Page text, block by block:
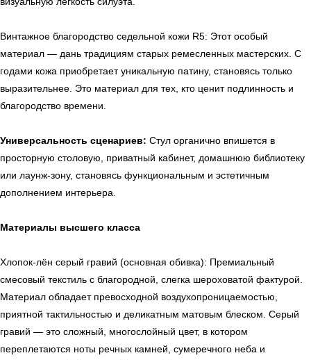
Винтажное благородство седельной кожи R5: Этот особый
материал — дань традициям старых ремесленных мастерских. С
годами кожа приобретает уникальную патину, становясь только
выразительнее. Это материал для тех, кто ценит подлинность и
благородство времени.
Универсальность сценариев: Стул органично впишется в
просторную столовую, приватный кабинет, домашнюю библиотеку
или лаунж-зону, становясь функциональным и эстетичным
дополнением интерьера.
Материалы высшего класса
Хлопок-лён серый гравий (основная обивка): Премиальный
смесовый текстиль с благородной, слегка шероховатой фактурой.
Материал обладает превосходной воздухопроницаемостью,
приятной тактильностью и деликатным матовым блеском. Серый
гравий — это сложный, многослойный цвет, в котором
переплетаются ноты речных камней, сумеречного неба и